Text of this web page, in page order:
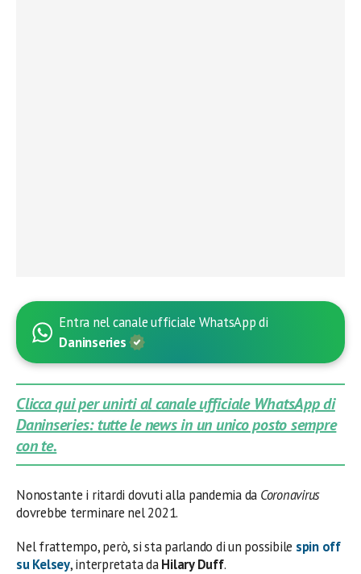
Entra nel canale ufficiale WhatsApp di
Daninseries
Clicca qui per unirti al canale ufficiale WhatsApp di
Daninseries: tutte le news in un unico posto sempre
con te.
Nonostante i ritardi dovuti alla pandemia da Coronavirus
dovrebbe terminare nel 2021.
Nel frattempo, però, si sta parlando di un possibile spin off
su Kelsey, interpretata daHilary Duff.